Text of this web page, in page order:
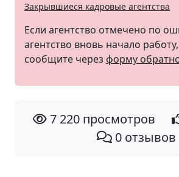
Закрывшиеся кадровые агентства
Если агентство отмечено по
агентство вновь начало
сообщите через форму
7 220 просмотров
0 отзывов